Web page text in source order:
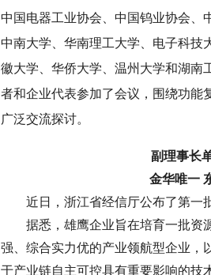
中国电器工业协会、中国钨业协会、
中南大学、华南理工大学、电子科技
徽大学、华侨大学、温州大学和湖南
者和企业代表参加了会议，围绕功能
广泛交流探讨。
副理事长
金华唯一
近日，浙江省经信厅公布了第一
据悉，雄鹰企业旨在培育一批资
强、综合实力优的产业领航型企业，
于产业链自主可控具有重要影响的技